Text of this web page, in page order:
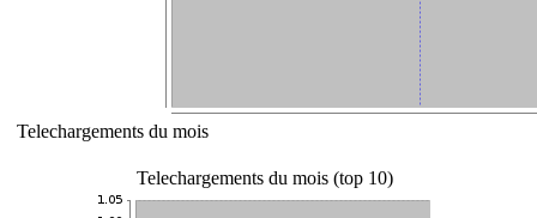
Telechargements du mois
Telechargements du mois (top 10)